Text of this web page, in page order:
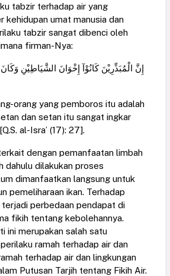
tabzir terhadap air yang
kehidupan umat manusia dan
tabzir sangat dibenci oleh
firman-Nya:
إِنَّ الْمُبَذِّرِيْنَ كَانُوْآ إِخْوَانَ الشَّيَاطِيْنِ
orang yang pemboros itu adalah
dan setan itu sangat ingkar
al-Isra’ (17): 27].
dengan pemanfaatan limbah
dahulu dilakukan proses
dimanfaatkan langsung untuk
pemeliharaan ikan. Terhadap
perbedaan pendapat di
fikih tentang kebolehannya.
ini merupakan salah satu
ramah terhadap air dan
terhadap air dan lingkungan
Putusan Tarjih tentang Fikih Air.